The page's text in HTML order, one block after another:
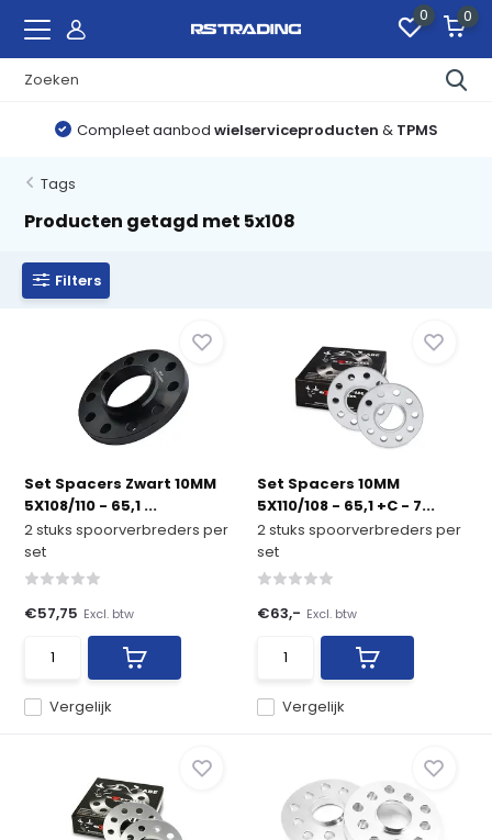
0 0
Compleet aanbod wielserviceproducten & TPMS
Tags
Producten getagd met 5x108
Filters
Set Spacers Zwart 10MM
5X108/110 - 65,1 ...
2 stuks spoorverbreders per
set
Vergelijk
€57,75 Excl. btw
Set Spacers 10MM
5X110/108 - 65,1 +C - 7...
2 stuks spoorverbreders per
set
Vergelijk
€63,- Excl. btw